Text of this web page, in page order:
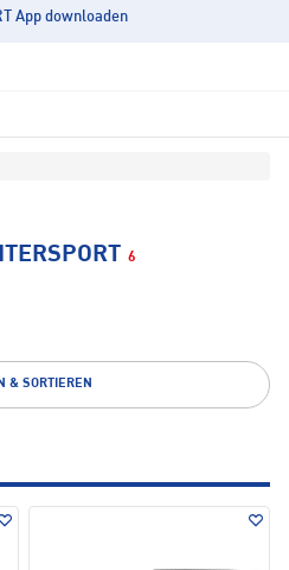
App downloaden
6
& SORTIEREN